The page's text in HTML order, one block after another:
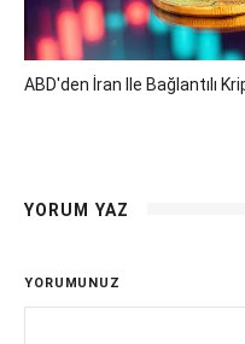
ABD'den İran Ile Bağlantılı
YORUM YAZ
YORUMUNUZ